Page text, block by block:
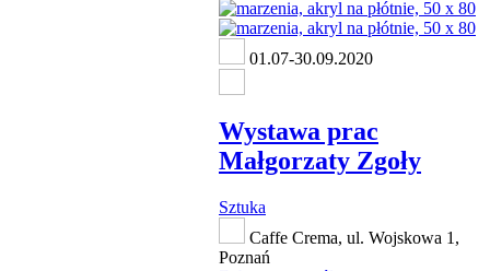
01.07-30.09.2020
Wystawa prac
Małgorzaty Zgoły
Sztuka
Caffe Crema, ul. Wojskowa 1,
Poznań